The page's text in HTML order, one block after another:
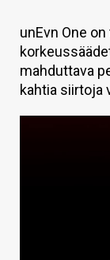
TIETOA
HINTA.FI
KAUPPA
unEvn One
mahduttava
kahtia siirtoja